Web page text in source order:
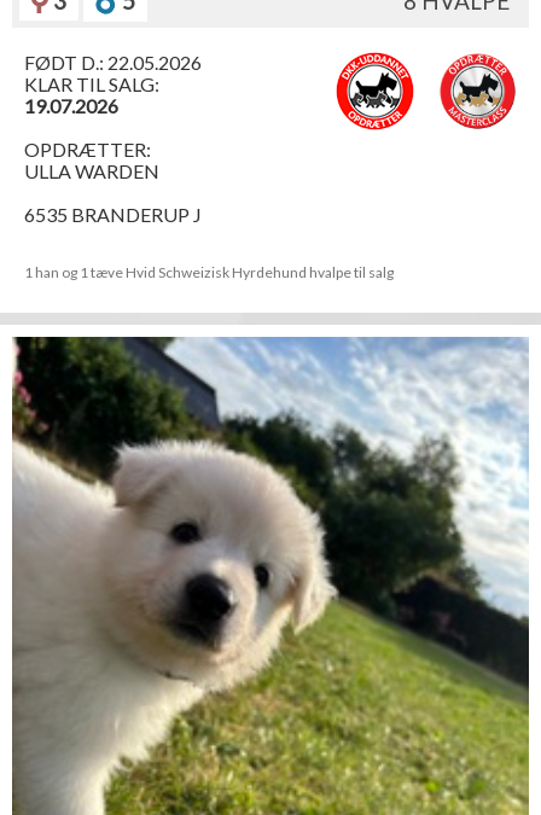
FØDT D.: 22.05.2026
KLAR TIL SALG:
19.07.2026
OPDRÆTTER:
ULLA WARDEN
6535 BRANDERUP J
1 han og 1 tæve Hvid Schweizisk Hyrdehund hvalpe til salg